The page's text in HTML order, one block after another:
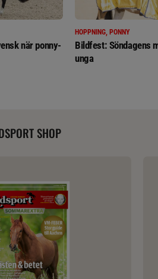
när ponny-
HOPPNING, PONNY
Bildfest: Söndagens
unga
SHOP